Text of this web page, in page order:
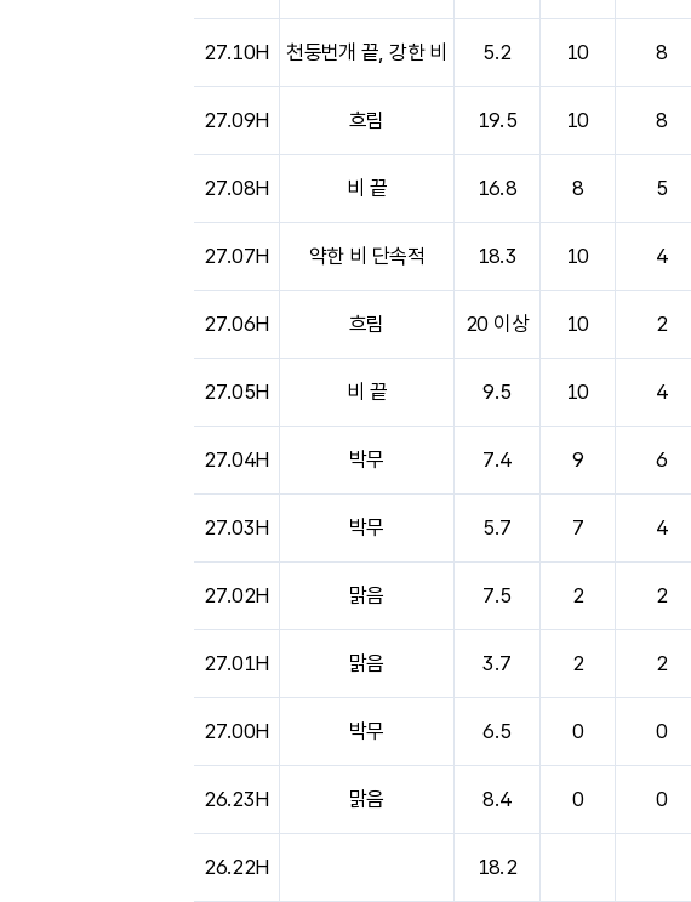
27.10H 천둥번개 끝, 강한 비 5.2 10 8
27.09H 흐림 19.5 10 8
27.08H 비 끝 16.8 8 5
27.07H 약한 비 단속적 18.3 10 4
27.06H 흐림 20 이상 10 2
27.05H 비 끝 9.5 10 4
27.04H 박무 7.4 9 6
27.03H 박무 5.7 7 4
27.02H 맑음 7.5 2 2
27.01H 맑음 3.7 2 2
27.00H 박무 6.5 0 0
26.23H 맑음 8.4 0 0
26.22H 18.2